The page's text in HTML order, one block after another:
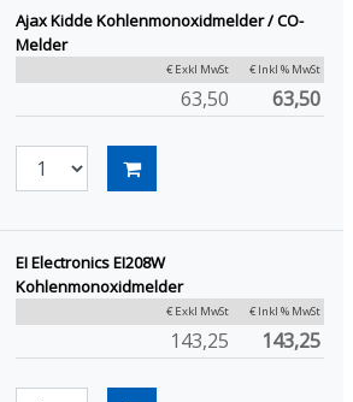
Ajax Kidde Kohlenmonoxidmelder / CO-
Melder
€ Exkl MwSt € Inkl % MwSt
63,50 63,50
EI Electronics EI208W
Kohlenmonoxidmelder
€ Exkl MwSt € Inkl % MwSt
143,25 143,25